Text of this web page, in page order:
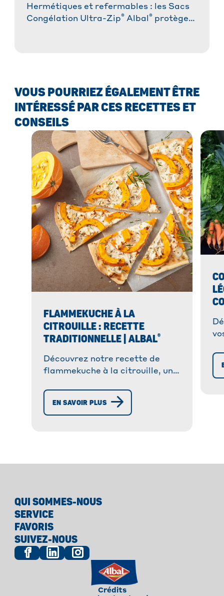
Hermétiques et refermables : les Sacs
Congélation Ultra-Zip® Albal ® protègent
VOUS POURRIEZ ÉGALEMENT ÊTRE
INTÉRESSÉ PAR CES RECETTES ET
CONSEILS
FLAMMEKUCHE À LA
CITROUILLE : RECETTE
TRADITIONNELLE | ALBAL®
Découvrez notre recette de
flammekuche à la citrouille, une
romarin. Facile à préparer,
idéale pour un repas original !
EN SAVOIR PLUS
QUI SOMMES-NOUS
SERVICE
FAVORIS
SUIVEZ-NOUS
Crédits